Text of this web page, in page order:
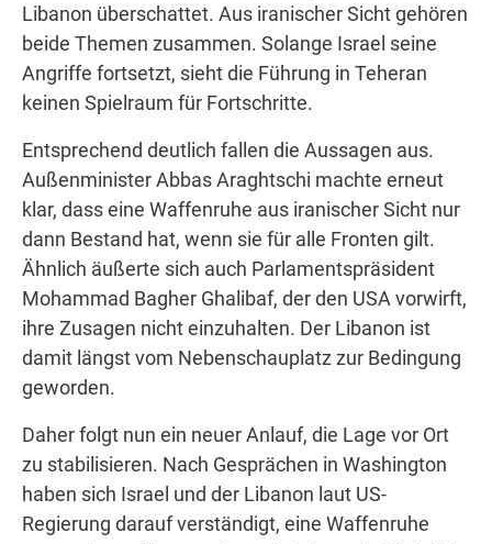
Libanon überschattet. Aus iranischer Sicht gehören
beide Themen zusammen. Solange Israel seine
Angriffe fortsetzt, sieht die Führung in Teheran
keinen Spielraum für Fortschritte.
Entsprechend deutlich fallen die Aussagen aus.
Außenminister Abbas Araghtschi machte erneut
klar, dass eine Waffenruhe aus iranischer Sicht nur
dann Bestand hat, wenn sie für alle Fronten gilt.
Ähnlich äußerte sich auch Parlamentspräsident
Mohammad Bagher Ghalibaf, der den USA vorwirft,
ihre Zusagen nicht einzuhalten. Der Libanon ist
damit längst vom Nebenschauplatz zur Bedingung
geworden.
Daher folgt nun ein neuer Anlauf, die Lage vor Ort
zu stabilisieren. Nach Gesprächen in Washington
haben sich Israel und der Libanon laut US-
Regierung darauf verständigt, eine Waffenruhe